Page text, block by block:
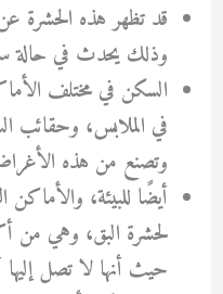
قد تظهر هذه الحشرة
وذلك يحدث في حالة
السكن في مختلف
في الملابس، وحقائب
وتصنع من هذه
أيضًا للبيئة،
لحشرة البق، وهي من
حيث أنها لا تصل